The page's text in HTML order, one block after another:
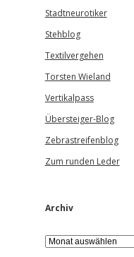
Stadtneurotiker
Stehblog
Textilvergehen
Torsten Wieland
Vertikalpass
Übersteiger-Blog
Zebrastreifenblog
Zum runden Leder
Archiv
A
r